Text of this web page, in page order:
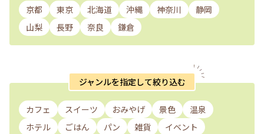
京都 東京 北海道 沖縄 神奈川
静岡
山梨
長野 奈良 鎌倉
ジャンルを指定して絞り込む
カフェ スイーツ おみやげ 景色
温泉
ホテル
ごはん パン 雑貨 イベント